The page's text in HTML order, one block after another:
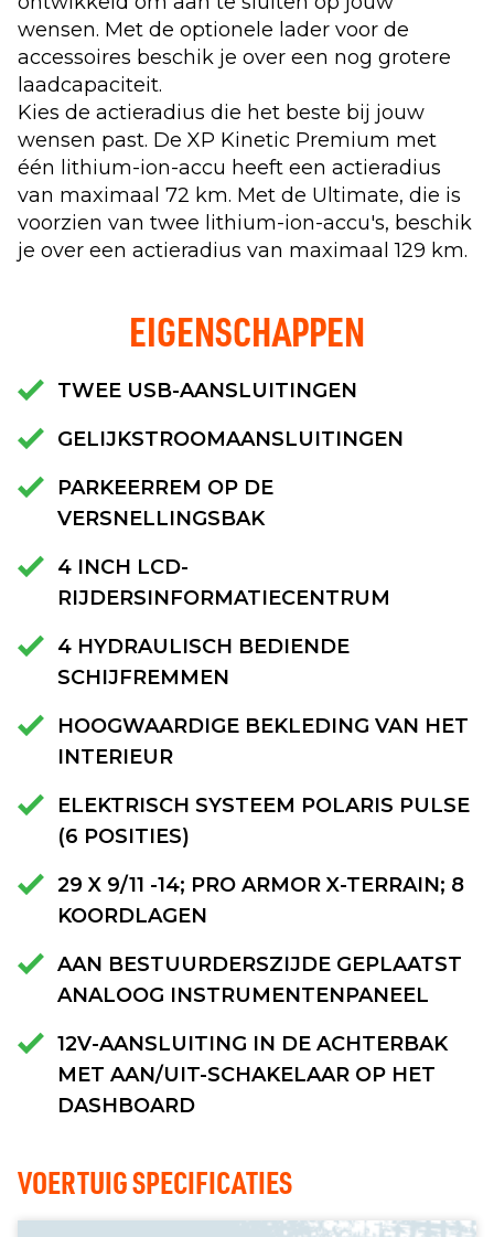
wensen. Met de optionele lader voor de
accessoires beschik je over een nog grotere
laadcapaciteit.
Kies de actieradius die het beste bij jouw
wensen past. De XP Kinetic Premium met
één lithium-ion-accu heeft een actieradius
van maximaal 72 km. Met de Ultimate, die is
voorzien van twee lithium-ion-accu's, beschik
je over een actieradius van maximaal 129 km.
EIGENSCHAPPEN
TWEE USB-AANSLUITINGEN
GELIJKSTROOMAANSLUITINGEN
PARKEERREM OP DE
VERSNELLINGSBAK
4 INCH LCD-
RIJDERSINFORMATIECENTRUM
4 HYDRAULISCH BEDIENDE
SCHIJFREMMEN
HOOGWAARDIGE BEKLEDING VAN HET
INTERIEUR
ELEKTRISCH SYSTEEM POLARIS PULSE
(6 POSITIES)
29 X 9/11 -14; PRO ARMOR X-TERRAIN; 8
KOORDLAGEN
AAN BESTUURDERSZIJDE GEPLAATST
ANALOOG INSTRUMENTENPANEEL
12V-AANSLUITING IN DE ACHTERBAK
MET AAN/UIT-SCHAKELAAR OP HET
DASHBOARD
VOERTUIG SPECIFICATIES